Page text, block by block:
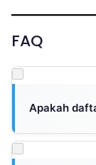
FAQ
Apakah
Tidak, registrasi
apapun. Yang